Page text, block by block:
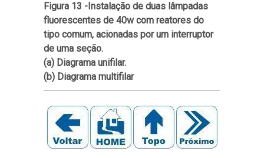
Figura 13 -Instalação de duas lâmpadas
fluorescentes de 40w com reatores do
tipo comum, acionadas por um interruptor
de uma seção.
(a) Diagrama unifilar.
(b) Diagrama multifilar